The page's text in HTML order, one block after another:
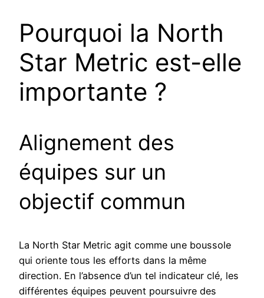
Pourquoi la North
Star Metric est-elle
importante ?
Alignement des
équipes sur un
objectif commun
La North Star Metric agit comme une boussole
qui oriente tous les efforts dans la même
direction. En l’absence d’un tel indicateur clé, les
différentes équipes peuvent poursuivre des